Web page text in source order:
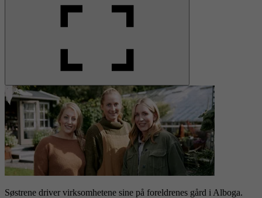
Søstrene driver virksomhetene sine på foreldrenes gård i Alboga.